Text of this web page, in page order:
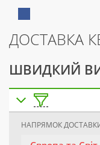
ДОСТАВКА
ШВИДКИЙ
НАПРЯМОК